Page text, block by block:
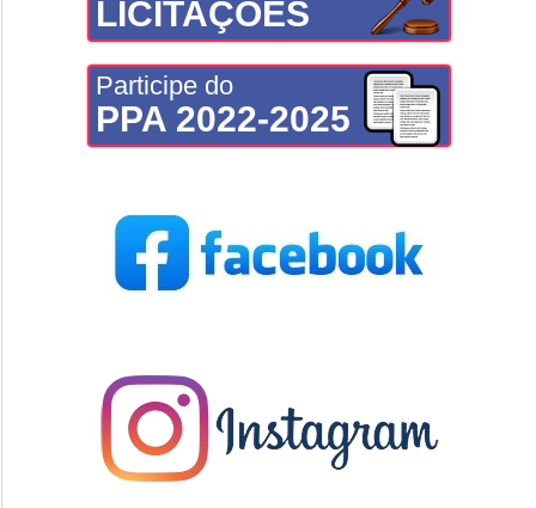
LICITAÇÕES
Participe do
PPA 2022-2025